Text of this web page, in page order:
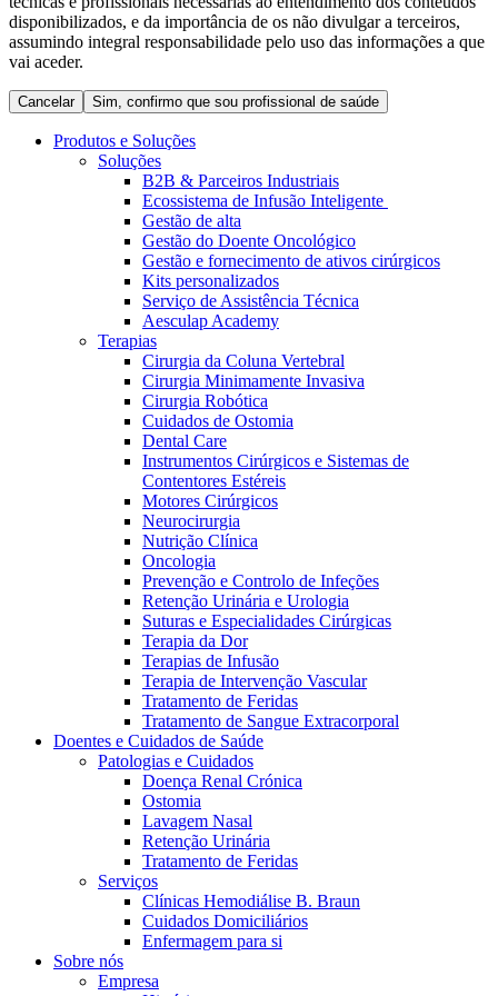
Terapias
Catálogo de Produtos
Encontre o produto que procura. Visite o catálogo de produtos
da B. Braun com o nosso portfólio completo.
Coordenamos os seus cuidados médicos quando recebe alta
do hospital. Para mais informações, visite a nossa página de
cuidados domiciliários.
Contactos
Centro de Inovação
Vamos impulsionar juntos a inovação na tecnologia médica.
Saiba mais sobre o nosso centro de inovação e apresente a sua
Em diálogo com a B. Braun. Entre em contacto connosco
disponibilizados, e da importância de os não divulgar a terceiros,
assumindo integral responsabilidade pelo uso das informações a que
vai aceder.
Cancelar Sim, confirmo que sou profissional de saúde
Produtos e Soluções
Soluções
B2B & Parceiros Industriais
Ecossistema de Infusão Inteligente
Gestão de alta
Gestão do Doente Oncológico
Gestão e fornecimento de ativos cirúrgicos
Kits personalizados
Serviço de Assistência Técnica
Aesculap Academy
Terapias
Cirurgia da Coluna Vertebral
Cirurgia Minimamente Invasiva
Cirurgia Robótica
Cuidados de Ostomia
Dental Care
Instrumentos Cirúrgicos e Sistemas de
Contentores Estéreis
Motores Cirúrgicos
Neurocirurgia
Nutrição Clínica
Oncologia
Prevenção e Controlo de Infeções
Retenção Urinária e Urologia
Suturas e Especialidades Cirúrgicas
Terapia da Dor
Terapias de Infusão
Terapia de Intervenção Vascular
Tratamento de Feridas
Tratamento de Sangue Extracorporal
Doentes e Cuidados de Saúde
Patologias e Cuidados
Doença Renal Crónica
Ostomia
Lavagem Nasal
Retenção Urinária
Tratamento de Feridas
Serviços
Clínicas Hemodiálise B. Braun
Cuidados Domiciliários
Enfermagem para si
Sobre nós
Empresa